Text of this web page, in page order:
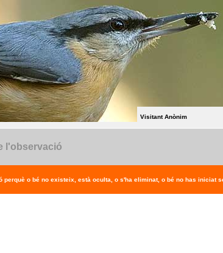
Visitant Anònim
l'observació
perquè o bé no existeix, està oculta, o s'ha eliminat, o bé no has iniciat